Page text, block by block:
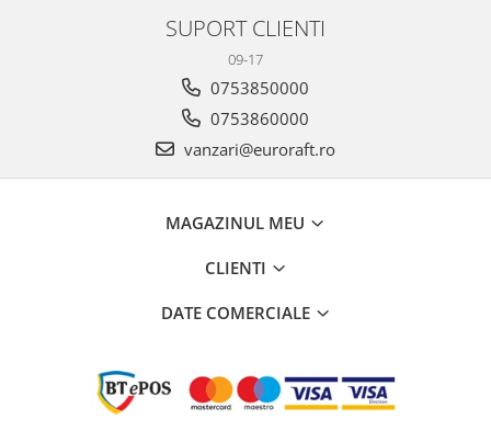
SUPORT CLIENTI
09-17
0753850000
0753860000
vanzari@euroraft.ro
MAGAZINUL MEU
CLIENTI
DATE COMERCIALE